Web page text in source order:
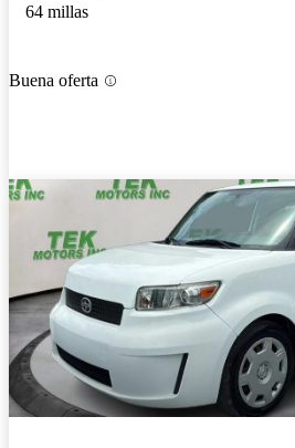
64 millas
Buena oferta